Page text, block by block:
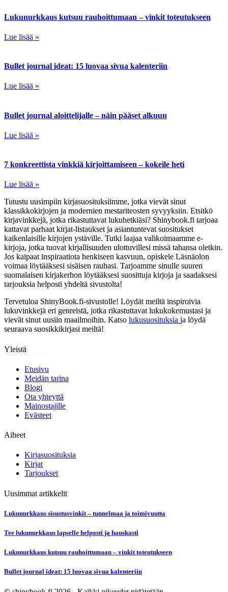
Lukunurkkaus kutsuu rauhoittumaan – vinkit toteutukseen
Lue lisää »
Bullet journal ideat: 15 luovaa sivua kalenteriin
Lue lisää »
Bullet journal aloittelijalle – näin pääset alkuun
Lue lisää »
7 konkreettista vinkkiä kirjoittamiseen – kokeile heti
Lue lisää »
Tutustu uusimpiin kirjasuosituksiimme, jotka vievät sinut
klassikkokirjojen ja modernien mestariteosten syvyyksiin. Etsitkö
kirjavinkkejä, jotka rikastuttavat lukuhetkiäsi? Shinybook.fi tarjoaa
kattavat parhaat kirjat-listaukset ja asiantuntevat suositukset
kaikenlaisille kirjojen ystäville. Tutki laajaa valikoimaamme e-
kirjoja, jotka tuovat kirjallisuuden ulottuvillesi missä tahansa oletkin.
Jos kaipaat inspiraatiota henkiseen kasvuun, opiskele Läsnäolon
voimaa löytääksesi sisäisen rauhasi. Tarjoamme sinulle suuren
suomalaisen kirjakerhon löytääksesi suosittuja kirjoja ja saadaksesi
tarjouksia helposti yhdeltä sivustolta!
Tervetuloa ShinyBook.fi-sivustolle! Löydät meiltä inspiroivia
lukuvinkkejä eri genreistä, jotka rikastuttavat lukukokemustasi ja
vievät sinut uusiin maailmoihin. Katso lukusuosituksia ja löydä
seuraava suosikkikirjasi meiltä!
Yleistä
Etusivu
Meidän tarina
Blogi
Ota yhteyttä
Mainostajille
Evästeet
Aiheet
Kirjasuosituksia
Kirjat
Tarjoukset
Uusimmat artikkelit
Lukunurkkaus sisustusvinkit – tunnelmaa ja toimivuutta
Tee lukunurkkaus lapselle helposti ja hauskasti
Lukunurkkaus kutsuu rauhoittumaan – vinkit toteutukseen
Bullet journal ideat: 15 luovaa sivua kalenteriin